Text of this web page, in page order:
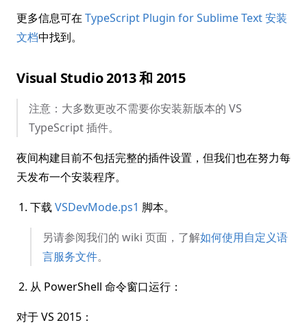
更多信息可在 TypeScript Plugin for Sublime Text 安装
文档中找到。
Visual Studio 2013 和 2015
注意：大多数更改不需要你安装新版本的 VS
TypeScript 插件。
夜间构建目前不包括完整的插件设置，但我们也在努力每
天发布一个安装程序。
下载VSDevMode.ps1 脚本。
另请参阅我们的 wiki 页面，了解如何使用自定义语
言服务文件。
从 PowerShell 命令窗口运行：
对于 VS 2015：